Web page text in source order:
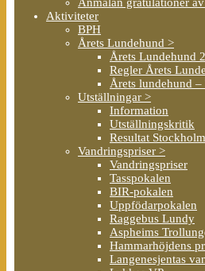
Aktiviteter
BPH
Årets Lundehund >
Årets Lundehund
Regler Årets
Årets lundehund –
Utställningar >
Information
Utställningskritik
Resultat
Vandringspriser >
Vandringspriser
Tasspokalen
BIR-pokalen
Uppfödarpokalen
Raggebus Lundy
Aspheims
Hammarhöjdens
Langenesjentas